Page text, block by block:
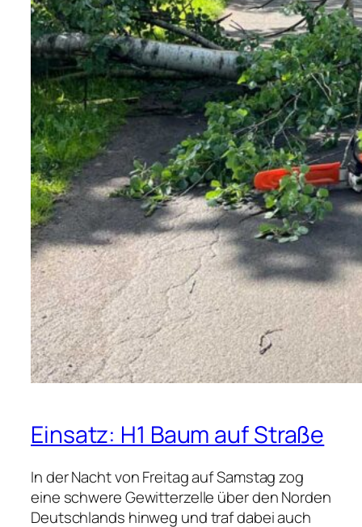
Einsatz: H1 Baum auf Straße
In der Nacht von Freitag auf Samstag zog
eine schwere Gewitterzelle über den Norden
Deutschlands hinweg und traf dabei auch